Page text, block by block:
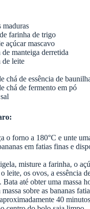
maduras
farinha de trigo
açúcar mascavo
de manteiga derretida
de leite
chá de essência de
chá de fermento em pó
o forno a 180°C e unte
em fatias finas e
misture a farinha, o
leite, os ovos, a essência
Bata até obter uma massa
sobre as bananas
40